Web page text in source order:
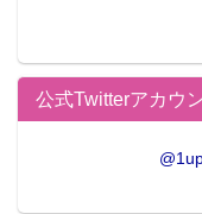
公式Twitterアカウ